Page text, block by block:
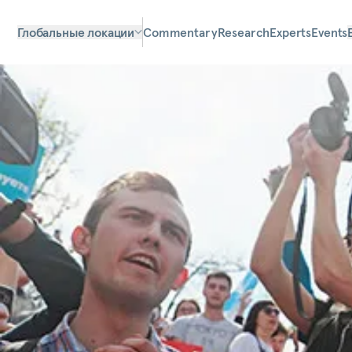
Глобальные локации CommentaryResearchExpertsEvents